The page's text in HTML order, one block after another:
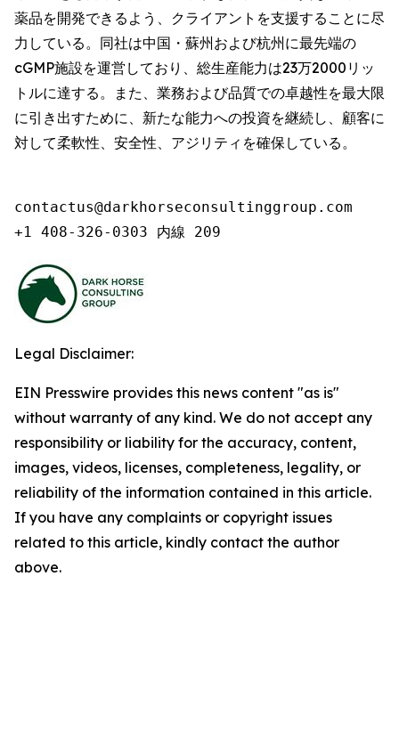
薬品を開発できるよう、クライアントを支援することに尽
力している。同社は中国・蘇州および杭州に最先端の
cGMP施設を運営しており、総生産能力は23万2000リッ
トルに達する。また、業務および品質での卓越性を最大限
に引き出すために、新たな能力への投資を継続し、顧客に
対して柔軟性、安全性、アジリティを確保している。
contactus@darkhorseconsultinggroup.com
+1 408-326-0303 内線 209
Legal Disclaimer:
EIN Presswire provides this news content "as is"
without warranty of any kind. We do not accept any
responsibility or liability for the accuracy, content,
images, videos, licenses, completeness, legality, or
reliability of the information contained in this article.
If you have any complaints or copyright issues
related to this article, kindly contact the author
above.